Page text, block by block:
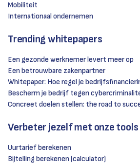
Mobiliteit
Internationaal ondernemen
Trending whitepapers
Een gezonde werknemer levert meer op
Een betrouwbare zakenpartner
Whitepaper: Hoe regel je
Bescherm je bedrijf tegen
Concreet doelen stellen: the road to
Verbeter jezelf met onze tools
Uurtarief berekenen
Bijtelling berekenen (calculator)